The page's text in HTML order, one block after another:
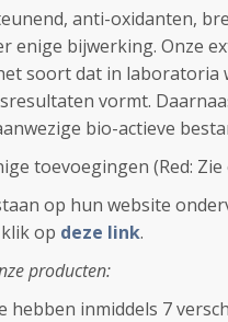
anti-oxidanten,
enige bijwerking. Onze
soort dat in laboratoria
vormt.
bio-actieve
toevoegingen (Red:
op hun website
op deze link.
producten:
hebben inmiddels 7